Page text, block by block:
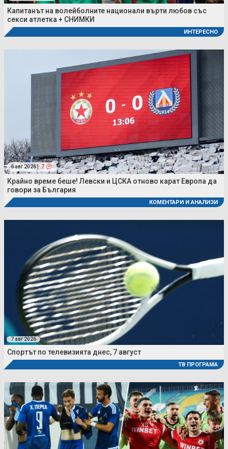
Капитанът на волейболните национали върти любов със
секси атлетка + СНИМКИ
ИНТЕРЕСНО
6 авг 2026 | 7
Крайно време беше! Левски и ЦСКА отново карат Европа да
говори за България
КОМЕНТАРИ И АНАЛИЗИ
7 авг 2026
Спортът по телевизията днес, 7 август
ТВ ПРОГРАМА